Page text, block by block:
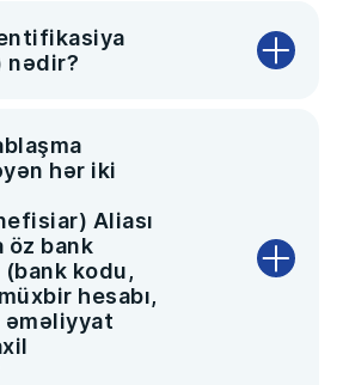
nədir?
hər iki
Aliası
öz bank
kodu,
hesabı,
əməliyyat